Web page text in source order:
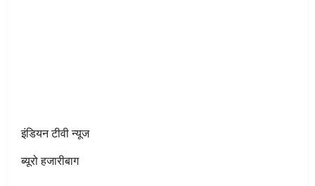
इंडियन टीवी न्यूज
ब्यूरो हजारीबाग